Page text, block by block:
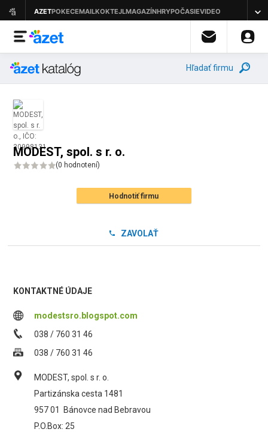
Hľadať firmu
MODEST, spol. s r. o.
(0 hodnotení)
Hodnotiť firmu
ZAVOLAŤ
KONTAKTNÉ ÚDAJE
modestsro.blogspot.com
038 / 760 31 46
038 / 760 31 46
MODEST, spol. s r. o.
Partizánska cesta 1481
957 01
Bánovce nad Bebravou
P.O.Box: 25